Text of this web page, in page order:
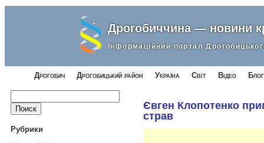
Дрогобиччина — новини
Інформаційний портал
Дрогобич Дрогобицький район Україна Світ Відео
Найти:
Рубрики
Євген Клопотенко
страв